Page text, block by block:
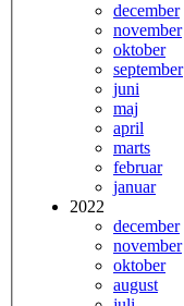
december
november
oktober
september
juni
maj
april
marts
februar
januar
2022
december
november
oktober
august